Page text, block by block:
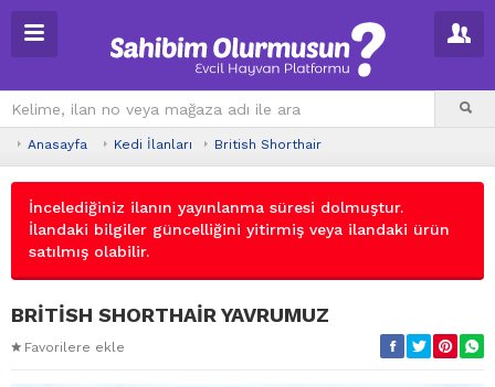
Anasayfa Kedi İlanları British Shorthair
İncelediğiniz ilanın yayınlanma süresi dolmuştur.
İlandaki bilgiler güncelliğini yitirmiş veya ilandaki ürün
satılmış olabilir.
BRİTİSH SHORTHAİR YAVRUMUZ
Favorilere ekle